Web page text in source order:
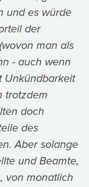
und es würde
der
man als
- auch wenn
Unkündbarkeit
trotzdem
doch
des
Aber solange
und Beamte,
von monatlich